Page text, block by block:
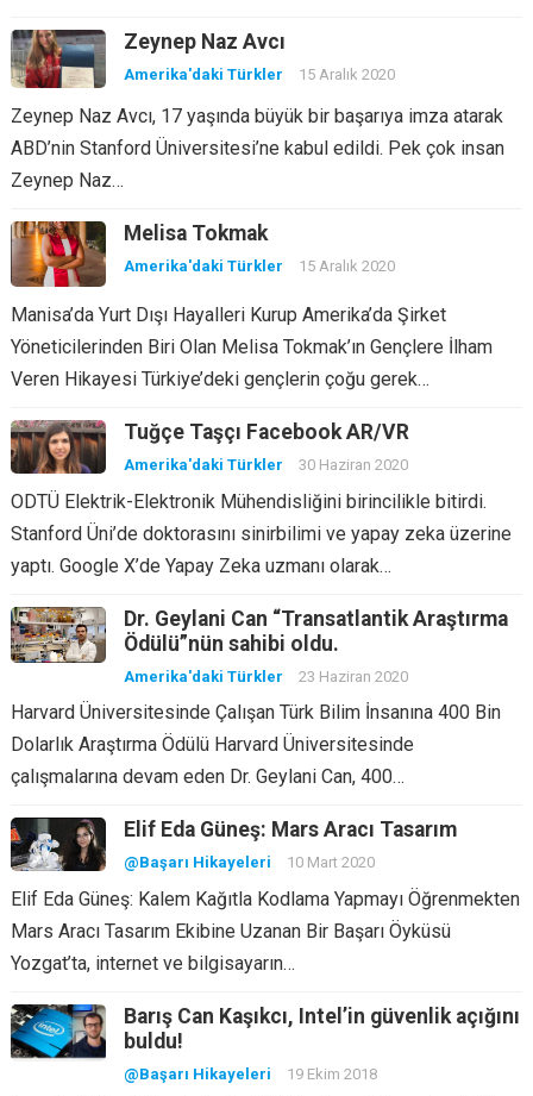
Zeynep Naz Avcı
Amerika'daki Türkler 15 Aralık 2020
Zeynep Naz Avcı, 17 yaşında büyük bir başarıya imza atarak
ABD’nin Stanford Üniversitesi’ne kabul edildi. Pek çok insan
Zeynep Naz…
Melisa Tokmak
Amerika'daki Türkler 15 Aralık 2020
Manisa’da Yurt Dışı Hayalleri Kurup Amerika’da Şirket
Yöneticilerinden Biri Olan Melisa Tokmak’ın Gençlere İlham
Veren Hikayesi Türkiye’deki gençlerin çoğu gerek…
Tuğçe Taşçı Facebook AR/VR
Amerika'daki Türkler 30 Haziran 2020
ODTÜ Elektrik-Elektronik Mühendisliğini birincilikle bitirdi.
Stanford Üni’de doktorasını sinirbilimi ve yapay zeka üzerine
yaptı. Google X’de Yapay Zeka uzmanı olarak…
Dr. Geylani Can “Transatlantik Araştırma
Ödülü”nün sahibi oldu.
Amerika'daki Türkler 23 Haziran 2020
Harvard Üniversitesinde Çalışan Türk Bilim İnsanına 400 Bin
Dolarlık Araştırma Ödülü Harvard Üniversitesinde
çalışmalarına devam eden Dr. Geylani Can, 400…
Elif Eda Güneş: Mars Aracı Tasarım
@Başarı Hikayeleri 10 Mart 2020
Elif Eda Güneş: Kalem Kağıtla Kodlama Yapmayı Öğrenmekten
Mars Aracı Tasarım Ekibine Uzanan Bir Başarı Öyküsü
Yozgat’ta, internet ve bilgisayarın…
Barış Can Kaşıkcı, Intel’in güvenlik açığını
buldu!
@Başarı Hikayeleri 19 Ekim 2018